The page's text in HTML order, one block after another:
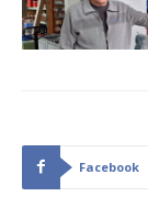
Facebook